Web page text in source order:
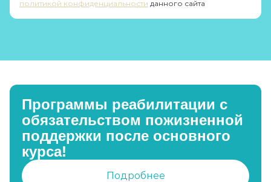
политикой конфиденциальности данного сайта
Программы реабилитации с
обязательством пожизненной
поддержки после основного
курса!
Подробнее